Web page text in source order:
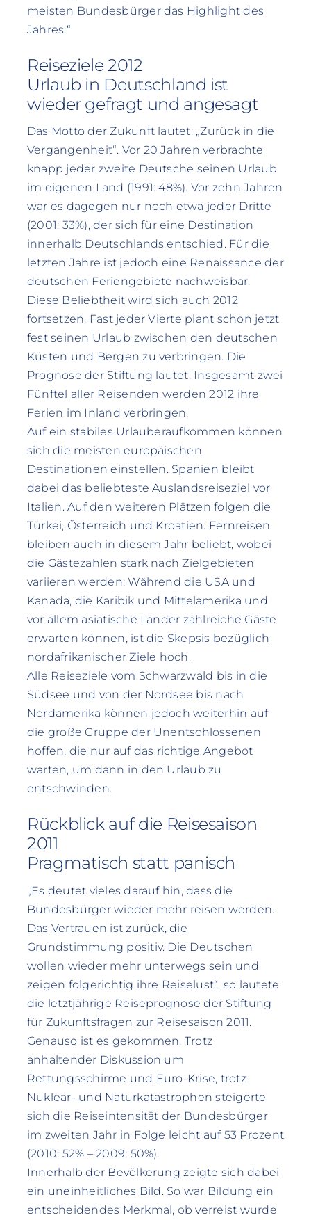
meisten Bundesbürger das Highlight des
Jahres.“
Reiseziele 2012
Urlaub in Deutschland ist
wieder gefragt und angesagt
Das Motto der Zukunft lautet: „Zurück in die
Vergangenheit“. Vor 20 Jahren verbrachte
knapp jeder zweite Deutsche seinen Urlaub
im eigenen Land (1991: 48%). Vor zehn Jahren
war es dagegen nur noch etwa jeder Dritte
(2001: 33%), der sich für eine Destination
innerhalb Deutschlands entschied. Für die
letzten Jahre ist jedoch eine Renaissance der
deutschen Feriengebiete nachweisbar.
Diese Beliebtheit wird sich auch 2012
fortsetzen. Fast jeder Vierte plant schon jetzt
fest seinen Urlaub zwischen den deutschen
Küsten und Bergen zu verbringen. Die
Prognose der Stiftung lautet: Insgesamt zwei
Fünftel aller Reisenden werden 2012 ihre
Ferien im Inland verbringen.
Auf ein stabiles Urlauberaufkommen können
sich die meisten europäischen
Destinationen einstellen. Spanien bleibt
dabei das beliebteste Auslandsreiseziel vor
Italien. Auf den weiteren Plätzen folgen die
Türkei, Österreich und Kroatien. Fernreisen
bleiben auch in diesem Jahr beliebt, wobei
die Gästezahlen stark nach Zielgebieten
variieren werden: Während die USA und
Kanada, die Karibik und Mittelamerika und
vor allem asiatische Länder zahlreiche Gäste
erwarten können, ist die Skepsis bezüglich
nordafrikanischer Ziele hoch.
Alle Reiseziele vom Schwarzwald bis in die
Südsee und von der Nordsee bis nach
Nordamerika können jedoch weiterhin auf
die große Gruppe der Unentschlossenen
hoffen, die nur auf das richtige Angebot
warten, um dann in den Urlaub zu
entschwinden.
Rückblick auf die Reisesaison
2011
Pragmatisch statt panisch
„Es deutet vieles darauf hin, dass die
Bundesbürger wieder mehr reisen werden.
Das Vertrauen ist zurück, die
Grundstimmung positiv. Die Deutschen
wollen wieder mehr unterwegs sein und
zeigen folgerichtig ihre Reiselust“, so lautete
die letztjährige Reiseprognose der Stiftung
für Zukunftsfragen zur Reisesaison 2011.
Genauso ist es gekommen. Trotz
anhaltender Diskussion um
Rettungsschirme und Euro-Krise, trotz
Nuklear- und Naturkatastrophen steigerte
sich die Reiseintensität der Bundesbürger
im zweiten Jahr in Folge leicht auf 53 Prozent
(2010: 52% – 2009: 50%).
Innerhalb der Bevölkerung zeigte sich dabei
ein uneinheitliches Bild. So war Bildung ein
entscheidendes Merkmal, ob verreist wurde